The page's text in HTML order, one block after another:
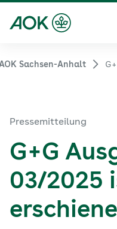
Sachsen-Anhalt
Pressemitteilung
G+G
03/2025